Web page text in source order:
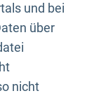
und bei
über
nicht